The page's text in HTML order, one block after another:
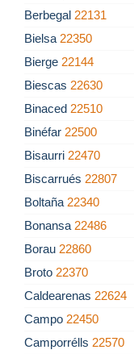
Berbegal 22131
Bielsa 22350
Bierge 22144
Biescas 22630
Binaced 22510
Binéfar 22500
Bisaurri 22470
Biscarrués 22807
Boltaña 22340
Bonansa 22486
Borau 22860
Broto 22370
Caldearenas 22624
Campo 22450
Camporrélls 22570